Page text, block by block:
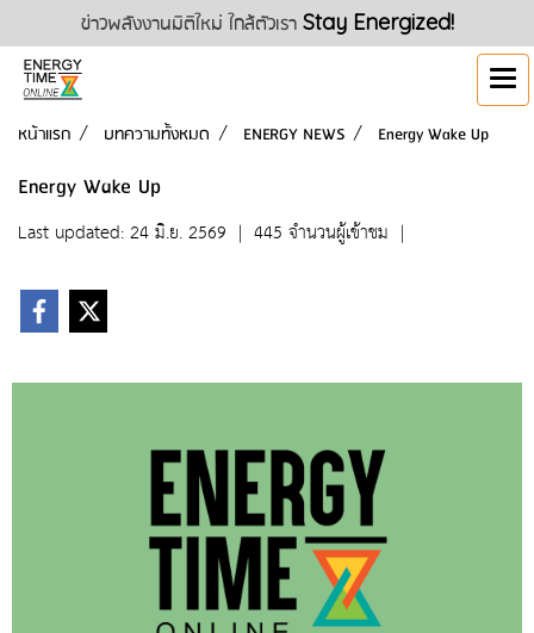
ข่าวพลังงานมิติใหม่ ใกล้ตัวเรา Stay Energized!
หน้าแรก บทความทั้งหมด ENERGY NEWS Energy Wake Up
Energy Wake Up
Last updated: 24 มิ.ย. 2569 | 445 จำนวนผู้เข้าชม |